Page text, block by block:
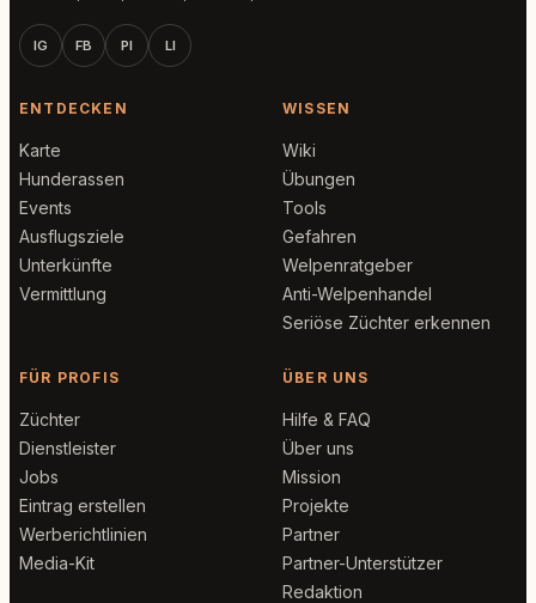
IG FB PI LI
ENTDECKEN
Karte
Hunderassen
Events
Ausflugsziele
Unterkünfte
Vermittlung
WISSEN
Wiki
Übungen
Tools
Gefahren
Welpenratgeber
Anti-Welpenhandel
Seriöse Züchter erkennen
FÜR PROFIS
Züchter
Dienstleister
Jobs
Eintrag erstellen
Werberichtlinien
Media-Kit
ÜBER UNS
Hilfe & FAQ
Über uns
Mission
Projekte
Partner
Partner-Unterstützer
Redaktion